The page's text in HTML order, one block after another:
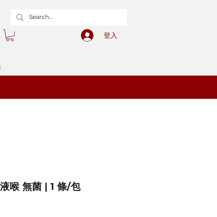
登入
喉 無菌 | 1 條/包